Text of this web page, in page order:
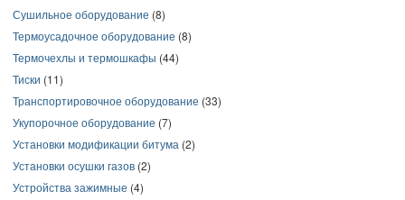
Сушильное оборудование (8)
Термоусадочное оборудование (8)
Термочехлы и термошкафы (44)
Тиски (11)
Транспортировочное оборудование (33)
Укупорочное оборудование (7)
Установки модификации битума (2)
Установки осушки газов (2)
Устройства зажимные (4)